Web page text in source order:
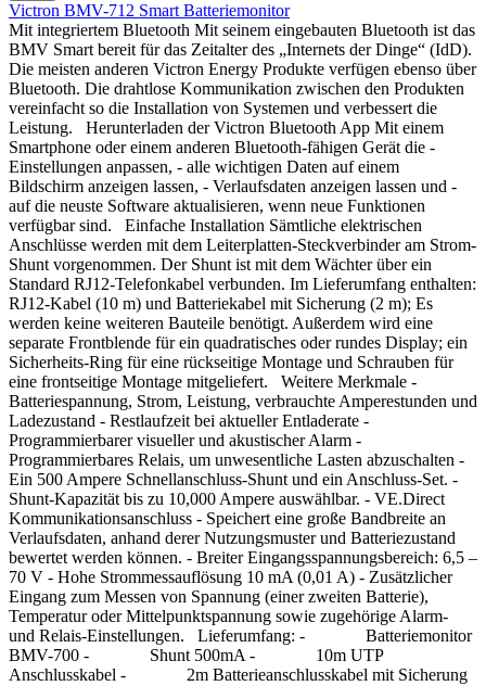
Victron BMV-712 Smart Batteriemonitor
Mit integriertem Bluetooth Mit seinem eingebauten Bluetooth ist das
BMV Smart bereit für das Zeitalter des „Internets der Dinge“ (IdD).
Die meisten anderen Victron Energy Produkte verfügen ebenso über
Bluetooth. Die drahtlose Kommunikation zwischen den Produkten
vereinfacht so die Installation von Systemen und verbessert die
Leistung. Herunterladen der Victron Bluetooth App Mit einem
Smartphone oder einem anderen Bluetooth-fähigen Gerät die -
Einstellungen anpassen, - alle wichtigen Daten auf einem
Bildschirm anzeigen lassen, - Verlaufsdaten anzeigen lassen und -
auf die neuste Software aktualisieren, wenn neue Funktionen
verfügbar sind. Einfache Installation Sämtliche elektrischen
Anschlüsse werden mit dem Leiterplatten-Steckverbinder am Strom-
Shunt vorgenommen. Der Shunt ist mit dem Wächter über ein
Standard RJ12-Telefonkabel verbunden. Im Lieferumfang enthalten:
RJ12-Kabel (10 m) und Batteriekabel mit Sicherung (2 m); Es
werden keine weiteren Bauteile benötigt. Außerdem wird eine
separate Frontblende für ein quadratisches oder rundes Display; ein
Sicherheits-Ring für eine rückseitige Montage und Schrauben für
eine frontseitige Montage mitgeliefert. Weitere Merkmale -
Batteriespannung, Strom, Leistung, verbrauchte Amperestunden und
Ladezustand - Restlaufzeit bei aktueller Entladerate -
Programmierbarer visueller und akustischer Alarm -
Programmierbares Relais, um unwesentliche Lasten abzuschalten -
Ein 500 Ampere Schnellanschluss-Shunt und ein Anschluss-Set. -
Shunt-Kapazität bis zu 10,000 Ampere auswählbar. - VE.Direct
Kommunikationsanschluss - Speichert eine große Bandbreite an
Verlaufsdaten, anhand derer Nutzungsmuster und Batteriezustand
bewertet werden können. - Breiter Eingangsspannungsbereich: 6,5 –
70 V - Hohe Strommessauflösung 10 mA (0,01 A) - Zusätzlicher
Eingang zum Messen von Spannung (einer zweiten Batterie),
Temperatur oder Mittelpunktspannung sowie zugehörige Alarm-
und Relais-Einstellungen. Lieferumfang: - Batteriemonitor
BMV-700 - Shunt 500mA - 10m UTP
Anschlusskabel - 2m Batterieanschlusskabel mit Sicherung